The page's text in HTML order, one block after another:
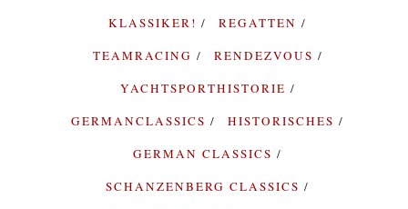
KLASSIKER!
REGATTEN
TEAMRACING
RENDEZVOUS
YACHTSPORTHISTORIE
GERMANCLASSICS
HISTORISCHES
GERMAN CLASSICS
SCHANZENBERG CLASSICS